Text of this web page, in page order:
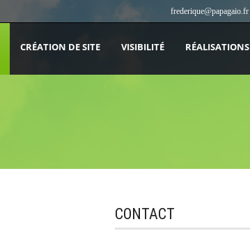
frederique@papagaio.fr
CRÉATION DE SITE VISIBILITÉ RÉALISATIONS
CONTACT